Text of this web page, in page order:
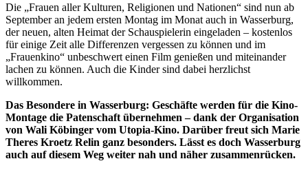
Die „Frauen aller Kulturen, Religionen und Nationen“ sind nun ab
September an jedem ersten Montag im Monat auch in Wasserburg,
der neuen, alten Heimat der Schauspielerin eingeladen – kostenlos
für einige Zeit alle Differenzen vergessen zu können und im
„Frauenkino“ unbeschwert einen Film genießen und miteinander
lachen zu können. Auch die Kinder sind dabei herzlichst
willkommen.
Das Besondere in Wasserburg: Geschäfte werden für die Kino-
Montage die Patenschaft übernehmen – dank der Organisation
von Wali Köbinger vom Utopia-Kino. Darüber freut sich Marie
Theres Kroetz Relin ganz besonders. Lässt es doch Wasserburg
auch auf diesem Weg weiter nah und näher zusammenrücken.